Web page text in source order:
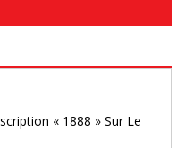
« 1888 » Sur Le